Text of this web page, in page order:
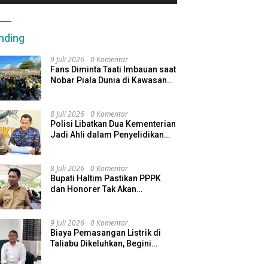
9 Juli 2026 0 Komentar
Fans Diminta Taati Imbauan saat
Nobar Piala Dunia di Kawasan
8 Juli 2026 0 Komentar
Polisi Libatkan Dua Kementerian
Jadi Ahli dalam Penyelidikan
8 Juli 2026 0 Komentar
Bupati Haltim Pastikan PPPK
dan Honorer Tak Akan
9 Juli 2026 0 Komentar
Biaya Pemasangan Listrik di
Taliabu Dikeluhkan, Begini